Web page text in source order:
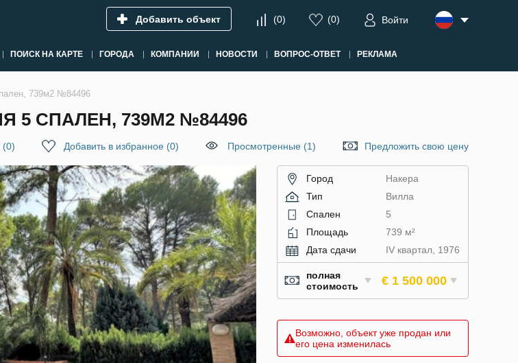
Добавить объект (0) (0) Войти
ПОИСК НА КАРТЕ ГОРОДА КОМПАНИИ НОВОСТИ ВОПРОС-ОТВЕТ РЕКЛАМА
739м2 №84496
5 СПАЛЕН, 739М2 №84496
(0) Добавить в избранное (0) Просмотренные (1) Предложить свою цену
Город
Накера
Тип
Вилла
Спален
5
Площадь
739 м²
Дата сдачи
IV квартал, 1976
полная
стоимость
€ 1 500 000
Возможно, объект уже продан или
его цена изменилась